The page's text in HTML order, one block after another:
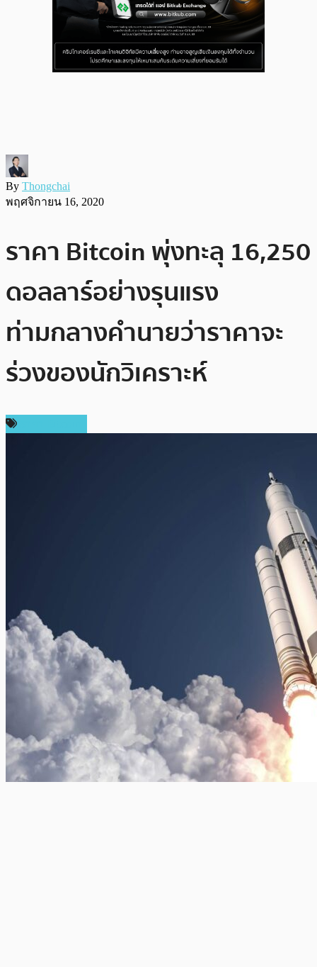
By Thongchai
พฤศจิกายน 16, 2020
ราคา Bitcoin พุ่งทะลุ 16,250
ดอลลาร์อย่างรุนแรง
ท่ามกลางคำนายว่าราคาจะ
ร่วงของนักวิเคราะห์